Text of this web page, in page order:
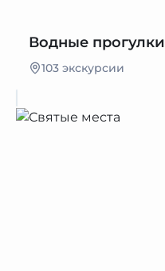
Водные прогулки
103 экскурсии